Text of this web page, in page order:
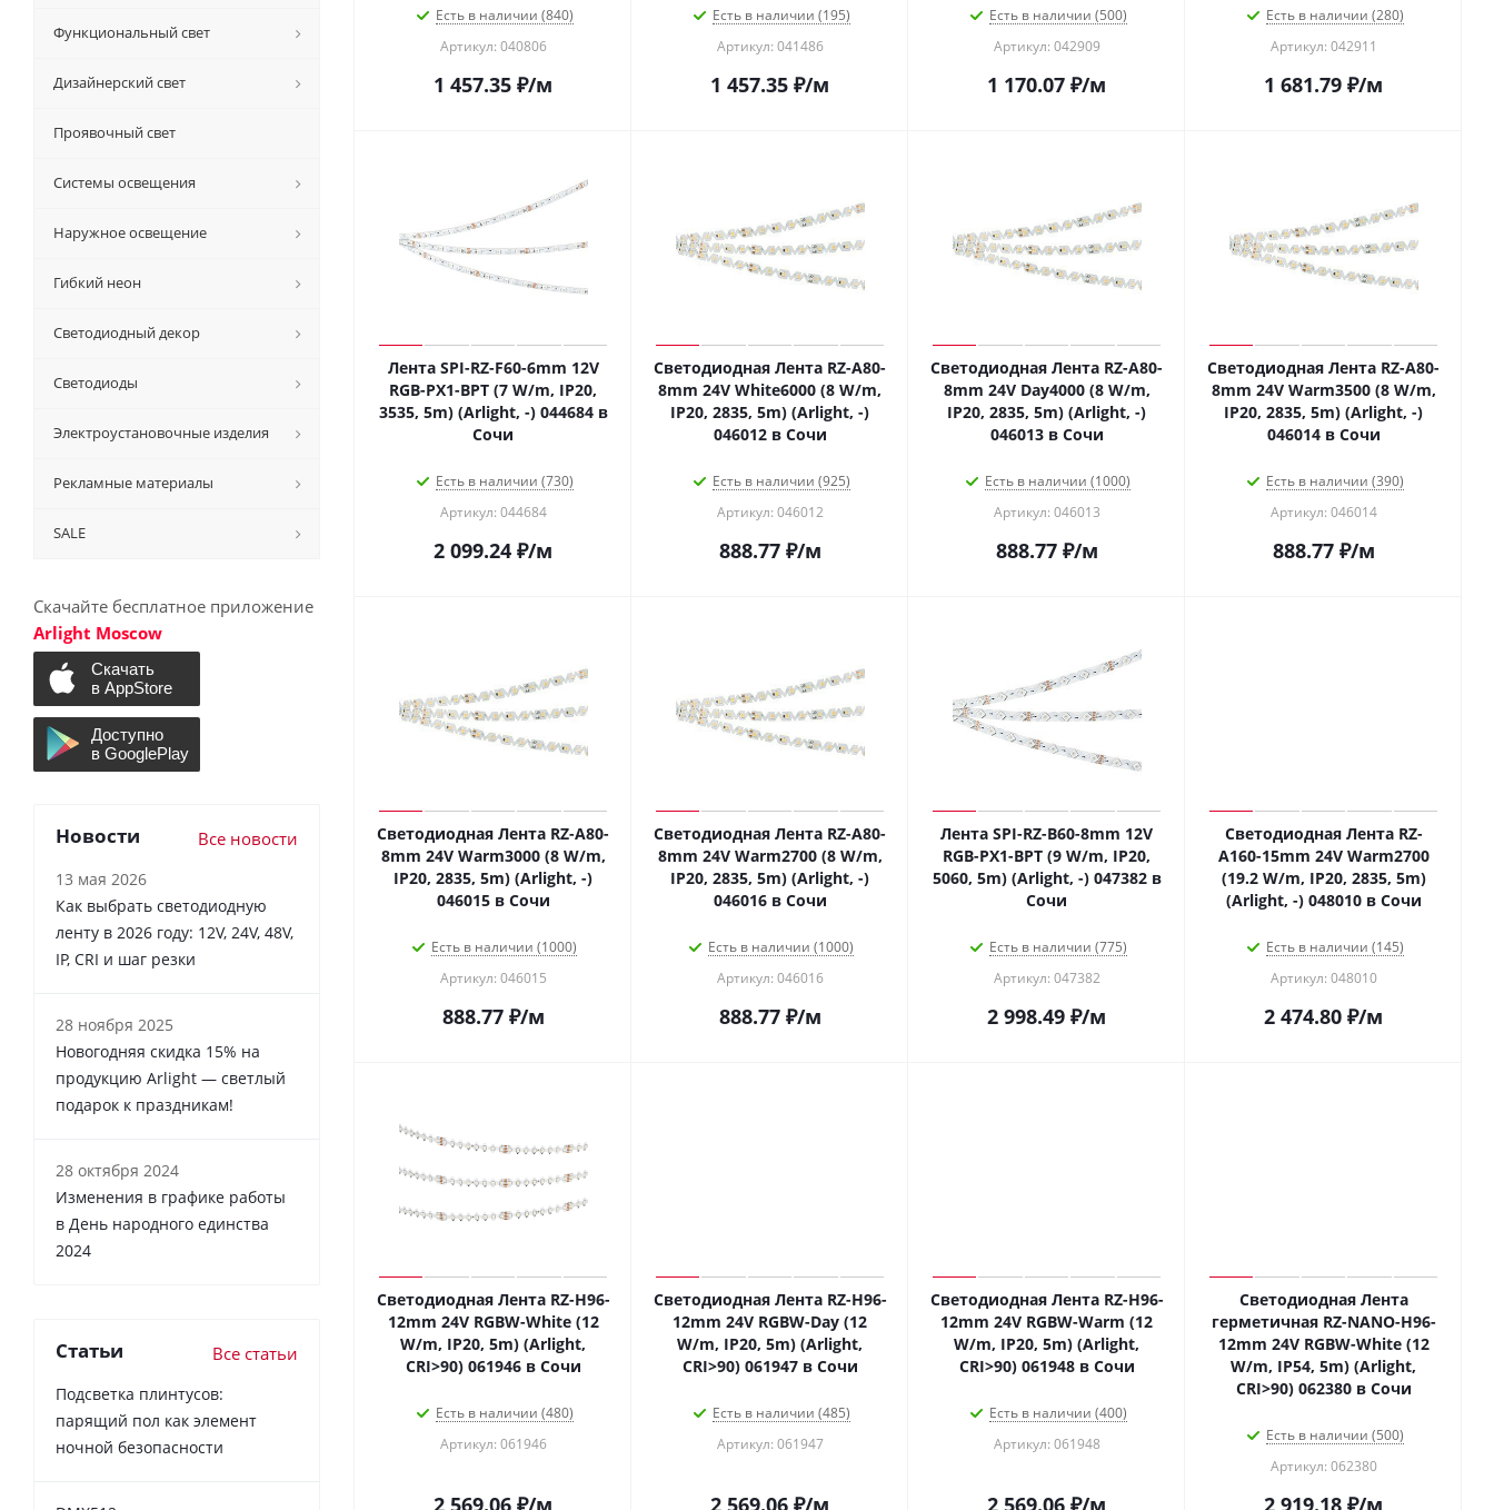
Есть в наличии (840)
Артикул: 040806
1 457.35 ₽/м
Есть в наличии (195)
Артикул: 041486
1 457.35 ₽/м
Есть в наличии (500)
Артикул: 042909
1 170.07 ₽/м
Есть в наличии (280)
Артикул: 042911
1 681.79 ₽/м
Лента SPI-RZ-F60-6mm 12V
RGB-PX1-BPT (7 W/m, IP20,
3535, 5m) (Arlight, -) 044684 в
Сочи
Есть в наличии (730)
Артикул: 044684
2 099.24 ₽/м
Светодиодная Лента RZ-A80-
8mm 24V White6000 (8 W/m,
IP20, 2835, 5m) (Arlight, -)
046012 в Сочи
Есть в наличии (925)
Артикул: 046012
888.77₽/м
Светодиодная Лента RZ-A80-
8mm 24V Day4000 (8 W/m,
IP20, 2835, 5m) (Arlight, -)
046013 в Сочи
Есть в наличии (1000)
Артикул: 046013
888.77₽/м
Светодиодная Лента RZ-A80-
8mm 24V Warm3500 (8 W/m,
IP20, 2835, 5m) (Arlight, -)
046014 в Сочи
Есть в наличии (390)
Артикул: 046014
888.77₽/м
Светодиодная Лента RZ-A80-
8mm 24V Warm3000 (8 W/m,
IP20, 2835, 5m) (Arlight, -)
046015 в Сочи
Есть в наличии (1000)
Артикул: 046015
888.77₽/м
Светодиодная Лента RZ-A80-
8mm 24V Warm2700 (8 W/m,
IP20, 2835, 5m) (Arlight, -)
046016 в Сочи
Есть в наличии (1000)
Артикул: 046016
888.77₽/м
Лента SPI-RZ-B60-8mm 12V
RGB-PX1-BPT (9 W/m, IP20,
5060, 5m) (Arlight, -) 047382 в
Сочи
Есть в наличии (775)
Артикул: 047382
2 998.49 ₽/м
Светодиодная Лента RZ-
A160-15mm 24V Warm2700
(19.2 W/m, IP20, 2835, 5m)
(Arlight, -) 048010 в Сочи
Есть в наличии (145)
Артикул: 048010
2 474.80 ₽/м
Светодиодная Лента RZ-H96-
12mm 24V RGBW-White (12
W/m, IP20, 5m) (Arlight,
CRI>90) 061946 в Сочи
Есть в наличии (480)
Артикул: 061946
2 569.06 ₽/м
Светодиодная Лента RZ-H96-
12mm 24V RGBW-Day (12
W/m, IP20, 5m) (Arlight,
CRI>90) 061947 в Сочи
Есть в наличии (485)
Артикул: 061947
2 569.06 ₽/м
Светодиодная Лента RZ-H96-
12mm 24V RGBW-Warm (12
W/m, IP20, 5m) (Arlight,
CRI>90) 061948 в Сочи
Есть в наличии (400)
Артикул: 061948
2 569.06 ₽/м
Светодиодная Лента
герметичная RZ-NANO-H96-
12mm 24V RGBW-White (12
W/m, IP54, 5m) (Arlight,
CRI>90) 062380 в Сочи
Есть в наличии (500)
Артикул: 062380
2 919.18 ₽/м
Функциональный свет
Дизайнерский свет
Проявочный свет
Системы освещения
Наружное освещение
Гибкий неон
Светодиодный декор
Светодиоды
Электроустановочные изделия
Рекламные материалы
SALE
Скачайте бесплатное приложение
Arlight Moscow
Новости Все новости
13 мая 2026
Как выбрать светодиодную
ленту в 2026 году: 12V, 24V, 48V,
IP, CRI и шаг резки
28 ноября 2025
Новогодняя скидка 15% на
продукцию Arlight — светлый
подарок к праздникам!
28 октября 2024
Изменения в графике работы
в День народного единства
2024
Статьи Все статьи
Подсветка плинтусов:
парящий пол как элемент
ночной безопасности